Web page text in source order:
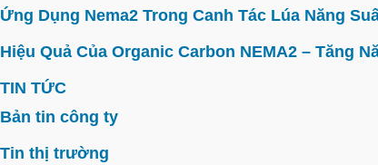
Ứng Dụng Nema2 Trong Canh Tác Lúa Năng
Hiệu Quả Của Organic Carbon NEMA2 – Tăng
TIN TỨC
Bản tin công ty
Tin thị trường